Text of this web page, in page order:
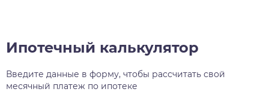
Ипотечный калькулятор
Введите данные в форму, чтобы рассчитать свой
месячный платеж по ипотеке